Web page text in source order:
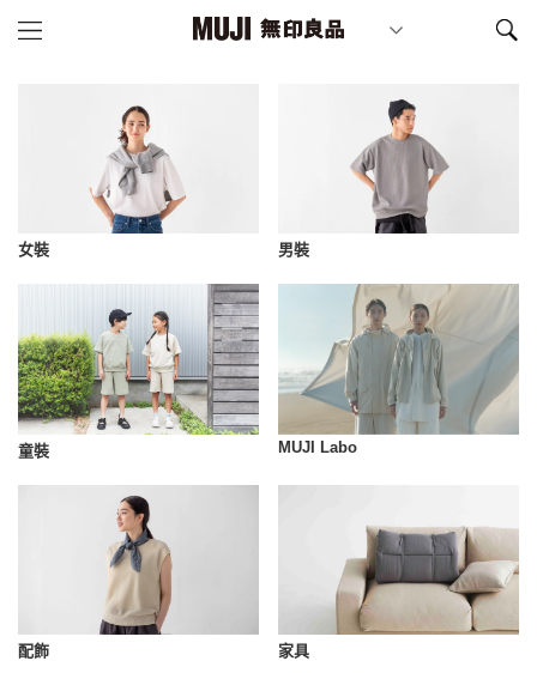
女裝 男裝
童裝 MUJI Labo
配飾 家具